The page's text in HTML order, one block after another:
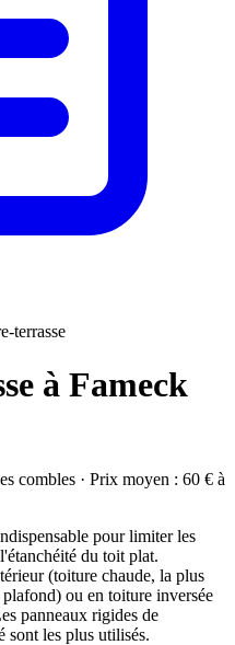
terrasse
à Fameck
combles · Prix moyen : 60 € à
pour limiter les
du toit plat.
(toiture chaude, la plus
ou en toiture inversée
panneaux rigides de
sont les plus utilisés.